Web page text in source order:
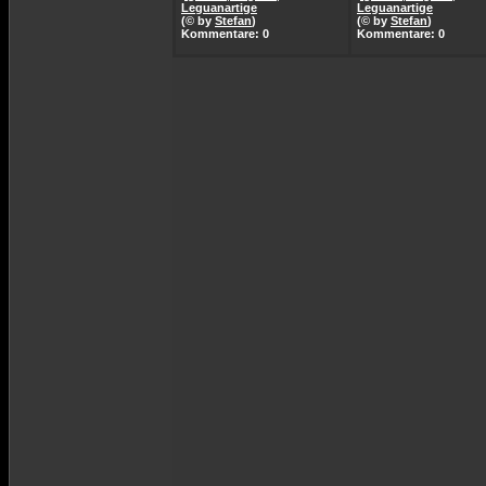
Leguanartige
(© by Stefan)
Kommentare: 0
Leguanartige
(© by Stefan)
Kommentare: 0